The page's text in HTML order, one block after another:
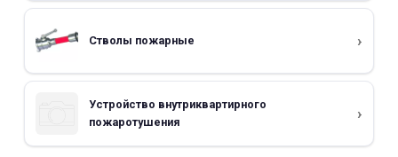
Стволы пожарные
Устройство внутриквартирного
пожаротушения